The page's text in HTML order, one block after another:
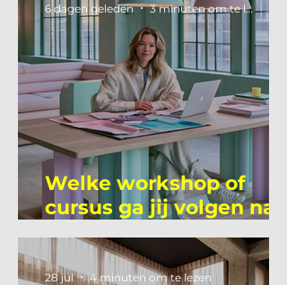
Welke workshop of
cursus ga jij volgen na
je vakantie?
6 dagen geleden 3 minuten om te lezen
28 jul 4 minuten om te lezen